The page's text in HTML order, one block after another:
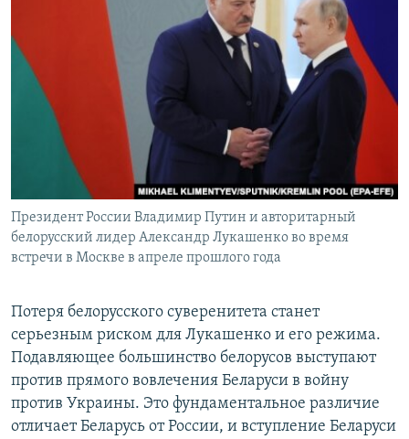
Президент России Владимир Путин и авторитарный
белорусский лидер Александр Лукашенко во время
встречи в Москве в апреле прошлого года
Потеря белорусского суверенитета станет
серьезным риском для Лукашенко и его режима.
Подавляющее большинство белорусов выступают
против прямого вовлечения Беларуси в войну
против Украины. Это фундаментальное различие
отличает Беларусь от России, и вступление Беларуси